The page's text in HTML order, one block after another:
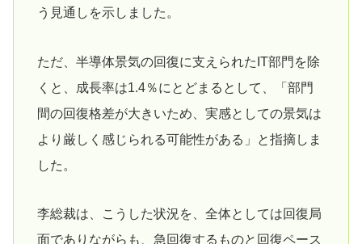
う見通しを示しました。
ただ、半導体景気の回復に支えられたIT部門を除
くと、成長率は1.4％にとどまるとして、「部門
間の回復格差が大きいため、実感としての景気は
より厳しく感じられる可能性がある」と指摘しま
した。
李総裁は、こうした状況を、全体としては回復局
面でありながらも、急回復するものと回復ペース